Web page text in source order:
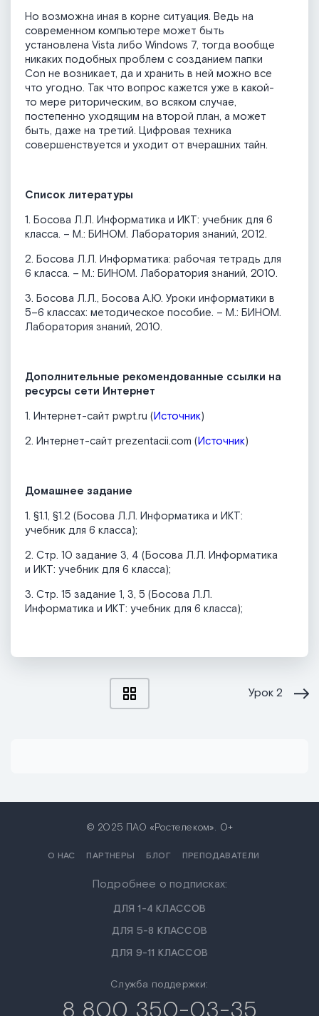
Но возможна иная в корне ситуация. Ведь на
современном компьютере может быть
установлена Vista либо Windows 7, тогда вообще
никаких подобных проблем с созданием папки
Con не возникает, да и хранить в ней можно все
что угодно. Так что вопрос кажется уже в какой-
то мере риторическим, во всяком случае,
постепенно уходящим на второй план, а может
быть, даже на третий. Цифровая техника
совершенствуется и уходит от вчерашних тайн.
Список литературы
1. Босова Л.Л. Информатика и ИКТ: учебник для 6
класса. – М.: БИНОМ. Лаборатория знаний, 2012.
2. Босова Л.Л. Информатика: рабочая тетрадь для
6 класса. – М.: БИНОМ. Лаборатория знаний, 2010.
3. Босова Л.Л., Босова А.Ю. Уроки информатики в
5–6 классах: методическое пособие. – М.: БИНОМ.
Лаборатория знаний, 2010.
Дополнительные рекомендованные ссылки на
ресурсы сети Интернет
1. Интернет-сайт pwpt.ru (Источник)
2. Интернет-сайт prezentacii.com (Источник)
Домашнее задание
1. §1.1, §1.2 (Босова Л.Л. Информатика и ИКТ:
учебник для 6 класса);
2. Стр. 10 задание 3, 4 (Босова Л.Л. Информатика
и ИКТ: учебник для 6 класса);
3. Стр. 15 задание 1, 3, 5 (Босова Л.Л.
Информатика и ИКТ: учебник для 6 класса);
Урок2
© 2025 ПАО «Ростелеком». 0+
О НАС ПАРТНЕРЫ БЛОГ ПРЕПОДАВАТЕЛИ
Подробнее о подписках:
ДЛЯ 1-4 КЛАССОВ
ДЛЯ 5-8 КЛАССОВ
ДЛЯ 9-11 КЛАССОВ
Служба поддержки: